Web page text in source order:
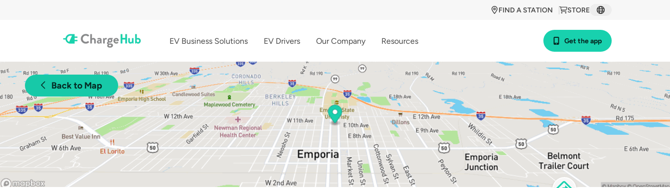
STORE
FIND A STATION
EV Business Solutions EV Drivers Our Company Resources Get the app
Back to Map